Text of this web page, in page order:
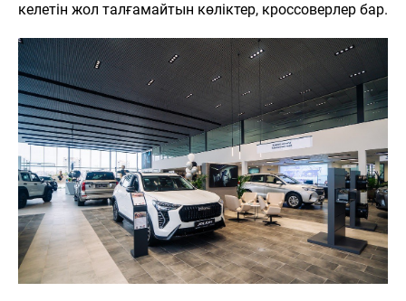
келетін жол талғамайтын көліктер, кроссоверлер бар.